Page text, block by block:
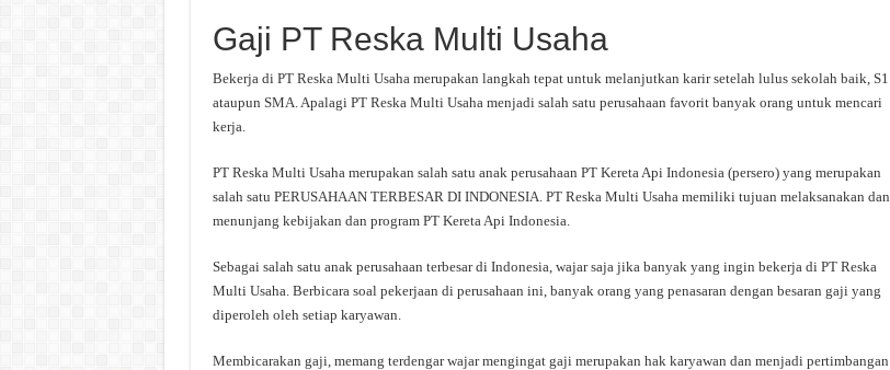
Gaji PT Reska Multi Usaha
Bekerja di PT Reska Multi Usaha merupakan langkah tepat untuk melanjutkan karir setelah lulus sekolah baik, S1
ataupun SMA. Apalagi PT Reska Multi Usaha menjadi salah satu perusahaan favorit banyak orang untuk mencari
kerja.
PT Reska Multi Usaha merupakan salah satu anak perusahaan PT Kereta Api Indonesia (persero) yang merupakan
salah satu PERUSAHAAN TERBESAR DI INDONESIA. PT Reska Multi Usaha memiliki tujuan melaksanakan dan
menunjang kebijakan dan program PT Kereta Api Indonesia.
Sebagai salah satu anak perusahaan terbesar di Indonesia, wajar saja jika banyak yang ingin bekerja di PT Reska
Multi Usaha. Berbicara soal pekerjaan di perusahaan ini, banyak orang yang penasaran dengan besaran gaji yang
diperoleh oleh setiap karyawan.
Membicarakan gaji, memang terdengar wajar mengingat gaji merupakan hak karyawan dan menjadi pertimbangan